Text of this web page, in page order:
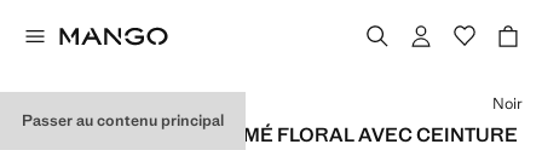
Passer au contenu principal
COMBINAISON À IMPRIMÉ FLORAL AVEC CEINTURE
Choisissez une couleur
Noir